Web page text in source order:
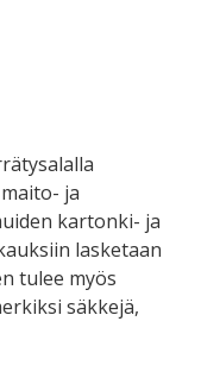
ja
kartonki- ja
lasketaan
tulee myös
säkkejä,